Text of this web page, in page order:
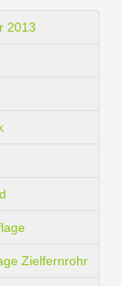
2013
Zielfernrohr